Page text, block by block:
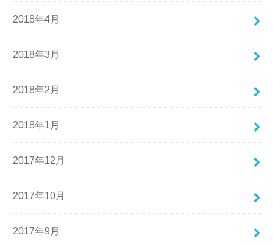
2018年4月
2018年3月
2018年2月
2018年1月
2017年12月
2017年10月
2017年9月